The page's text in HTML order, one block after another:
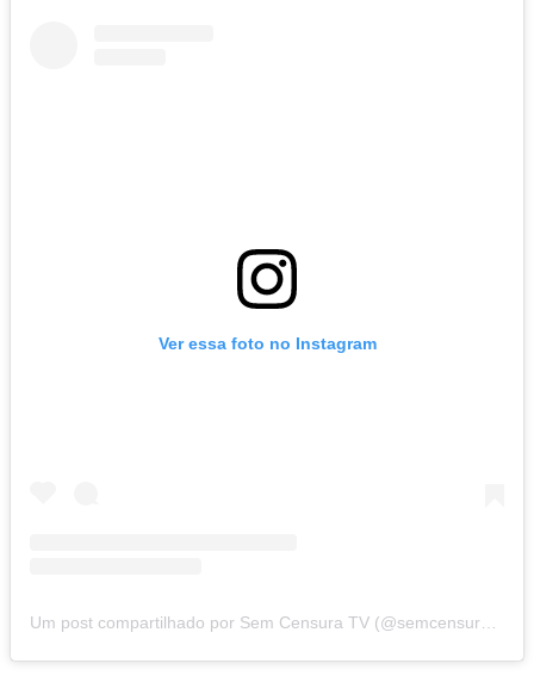
Ver essa foto no Instagram
Um post compartilhado por Sem Censura TV (@semcensura.tv)